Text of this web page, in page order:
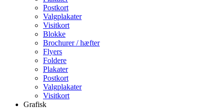
Postkort
Valgplakater
Visitkort
Blokke
Brochurer / hæfter
Flyers
Foldere
Plakater
Postkort
Valgplakater
Visitkort
Grafisk